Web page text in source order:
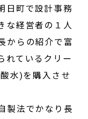
日町で設計事務
な経営者の１人
からの紹介で富
れているクリー
水)を購入させ
製法でかなり長